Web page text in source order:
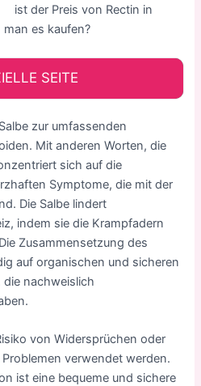
ist der Preis von Rectin in
es kaufen?
SEITE
zur umfassenden
Mit anderen Worten, die
sich auf die
Symptome, die mit der
Die Salbe lindert
indem sie die Krampfadern
Zusammensetzung des
auf organischen und sicheren
nachweislich
von Widersprüchen oder
verwendet werden.
ist eine bequeme und sichere